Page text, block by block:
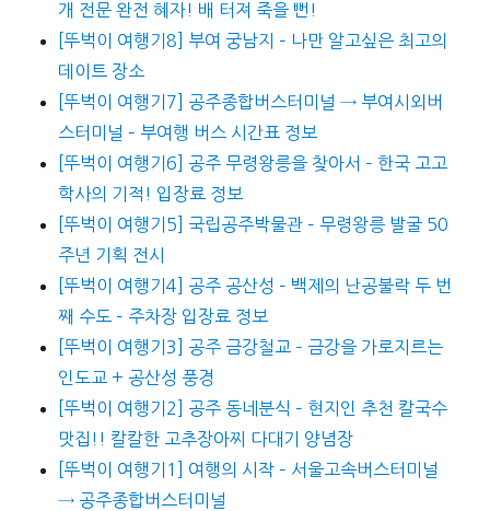
개 전문 완전 혜자! 배 터져 죽을 뻔!
[뚜벅이 여행기8] 부여 궁남지 – 나만 알고싶은 최고의
데이트 장소
[뚜벅이 여행기7] 공주종합버스터미널 → 부여시외버
스터미널 – 부여행 버스 시간표 정보
[뚜벅이 여행기6] 공주 무령왕릉을 찾아서 – 한국 고고
학사의 기적! 입장료 정보
[뚜벅이 여행기5] 국립공주박물관 – 무령왕릉 발굴 50
주년 기획 전시
[뚜벅이 여행기4] 공주 공산성 – 백제의 난공불락 두 번
째 수도 – 주차장 입장료 정보
[뚜벅이 여행기3] 공주 금강철교 – 금강을 가로지르는
인도교 + 공산성 풍경
[뚜벅이 여행기2] 공주 동네분식 – 현지인 추천 칼국수
맛집!! 칼칼한 고추장아찌 다대기 양념장
[뚜벅이 여행기1] 여행의 시작 – 서울고속버스터미널
→ 공주종합버스터미널